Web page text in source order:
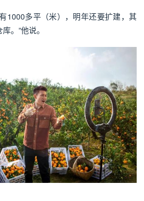
1000多平（米），明年还要扩建，其
。”他说。